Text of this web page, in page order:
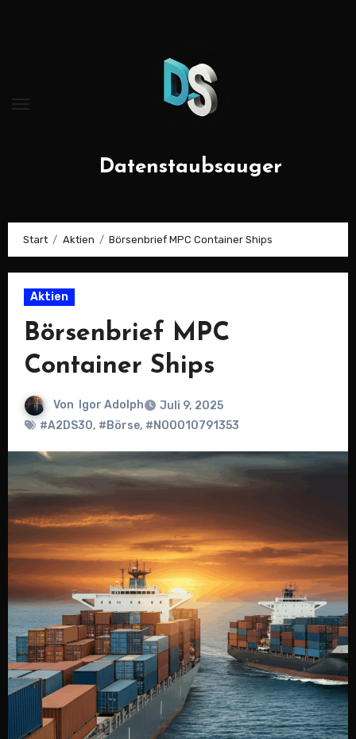
Datenstaubsauger
Start Aktien Börsenbrief MPC Container Ships
Aktien
Börsenbrief MPC
Container Ships
Von Igor Adolph
Juli 9, 2025
#A2DS30, #Börse, #NO0010791353